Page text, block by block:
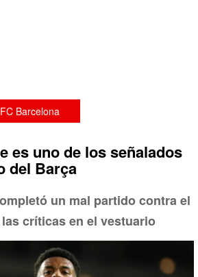
FC Barcelona
es uno de los señalados
del Barça
un mal partido contra el
críticas en el vestuario